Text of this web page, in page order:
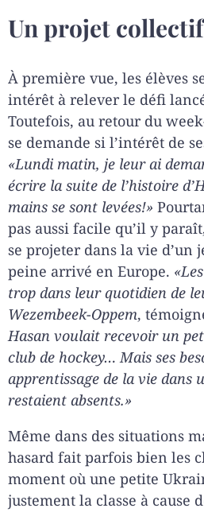
Un projet collectif
À première vue, les élèves
intérêt à relever le défi
Toutefois, au retour du
se demande si l’intérêt de
«Lundi matin, je leur ai
écrire la suite de l’histoire
mains se sont levées!»
pas aussi facile qu’il y
se projeter dans la vie d’un
peine arrivé en Europe.
trop dans leur quotidien de
Wezembeek-Oppem,
Hasan voulait recevoir un
club de hockey… Mais ses
apprentissage de la vie dans
restaient absents.»
Même dans des situations
hasard fait parfois bien les
moment où une petite
justement la classe à cause